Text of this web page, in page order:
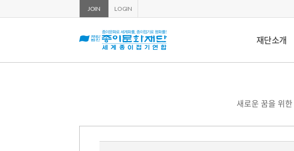
JOIN LOGIN
재단소개
새로운 꿈을 위